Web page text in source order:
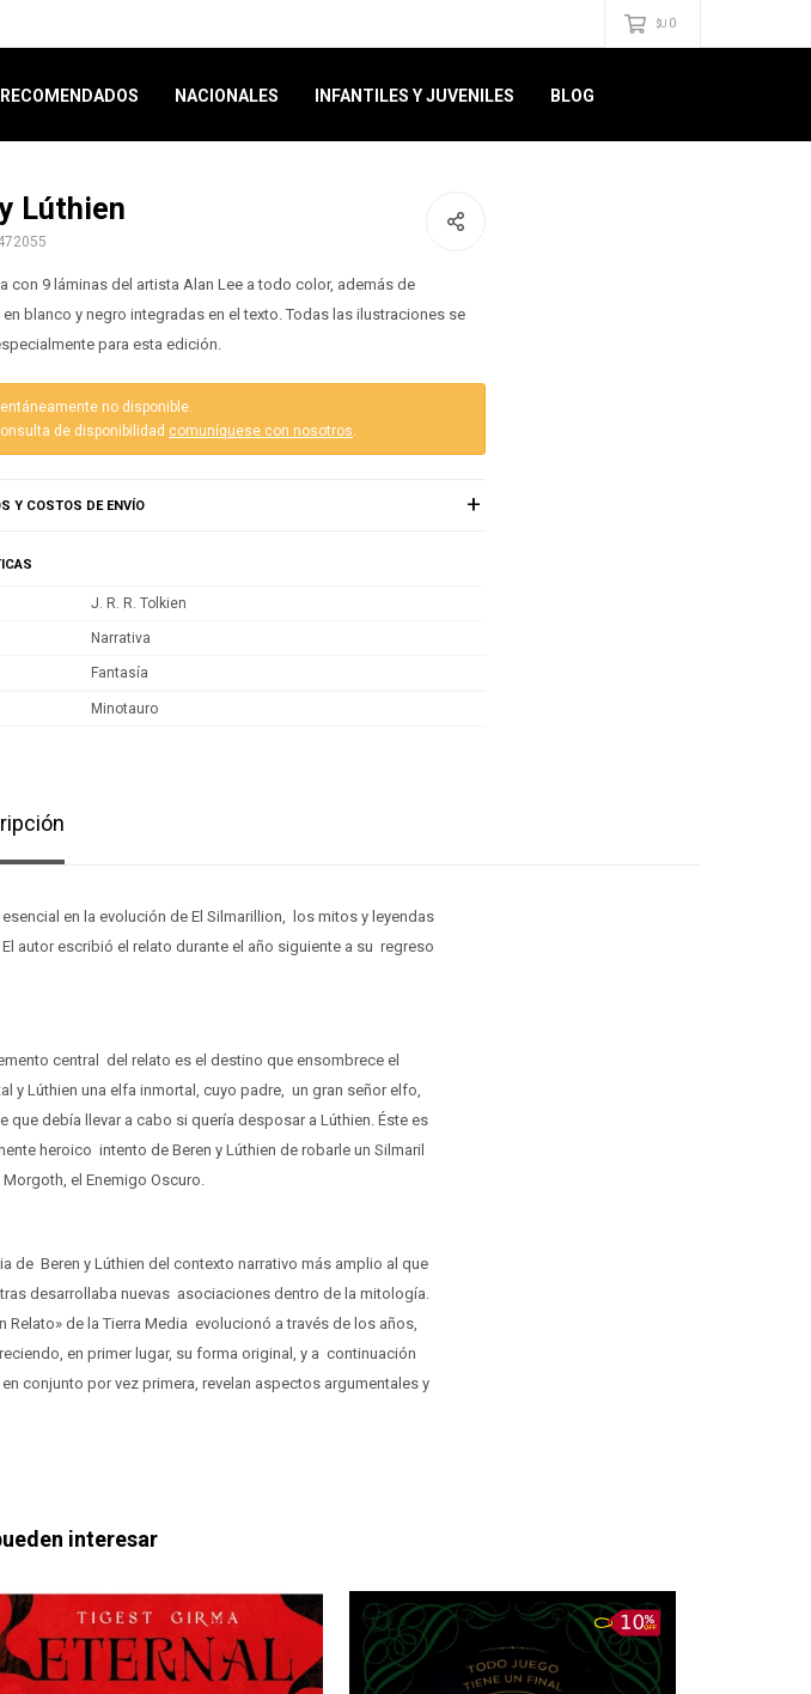
RECOMENDADOS NACIONALES INFANTILES Y JUVENILES BLOG
$U 0
Lúthien
con 9 láminas del artista Alan Lee a todo color, además de
blanco y negro integradas en el texto. Todas las ilustraciones se
para esta edición.
no disponible.
de disponibilidad comuníquese con nosotros.
Y COSTOS DE ENVÍO
J. R. R. Tolkien
Narrativa
Fantasía
Minotauro
en la evolución de El Silmarillion, los mitos y leyendas
autor escribió el relato durante el año siguiente a su regreso
central del relato es el destino que ensombrece el
y Lúthien una elfa inmortal, cuyo padre, un gran señor elfo,
debía llevar a cabo si quería desposar a Lúthien. Éste es
heroico intento de Beren y Lúthien de robarle un Silmaril
el Enemigo Oscuro.
de Beren y Lúthien del contexto narrativo más amplio al que
desarrollaba nuevas asociaciones dentro de la mitología.
de la Tierra Media evolucionó a través de los años,
en primer lugar, su forma original, y a continuación
conjunto por vez primera, revelan aspectos argumentales y
interesar